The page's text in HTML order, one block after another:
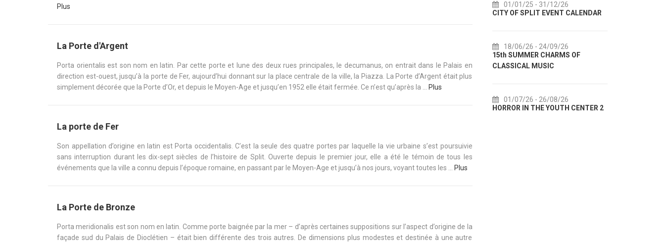
Plus
La Porte d'Argent
Porta orientalis est son nom en latin. Par cette porte et lune des deux rues principales, le decumanus, on entrait dans le Palais en
direction est-ouest, jusqu’à la porte de Fer, aujourd’hui donnant sur la place centrale de la ville, la Piazza. La Porte d’Argent était plus
simplement décorée que la Porte d’Or, et depuis le Moyen-Age et jusqu’en 1952 elle était fermée. Ce n’est qu’après la ...
Plus
La porte de Fer
Son appellation d’origine en latin est Porta occidentalis. C’est la seule des quatre portes par laquelle la vie urbaine s’est poursuivie
sans interruption durant les dix-sept siècles de l’histoire de Split. Ouverte depuis le premier jour, elle a été le témoin de tous les
événements que la ville a connu depuis l’époque romaine, en passant par le Moyen-Age et jusqu’à nos jours, voyant toutes les ...
Plus
La Porte de Bronze
Porta meridionalis est son nom en latin. Comme porte baignée par la mer – d’après certaines suppositions sur l’aspect d’origine de la
façade sud du Palais de Dioclétien – était bien différente des trois autres. De dimensions plus modestes et destinée à une autre
- 31/12/26
CITY OF SPLIT EVENT CALENDAR
- 24/09/26
15th SUMMER CHARMS OF
CLASSICAL MUSIC
- 26/08/26
HORROR IN THE YOUTH CENTER 2
72th SPLIT SUMMER
Lito po domaću! - promotivna
Summer colours of Split 2026